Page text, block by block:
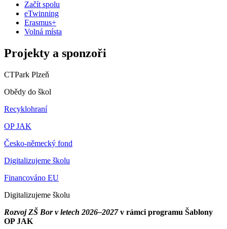
Začít spolu
eTwinning
Erasmus+
Volná místa
Projekty a sponzoři
CTPark Plzeň
Obědy do škol
Recyklohraní
OP JAK
Česko-německý fond
Digitalizujeme školu
Financováno EU
Digitalizujeme školu
Rozvoj ZŠ Bor v letech 2026–2027v rámci programu Šablony
OP JAK